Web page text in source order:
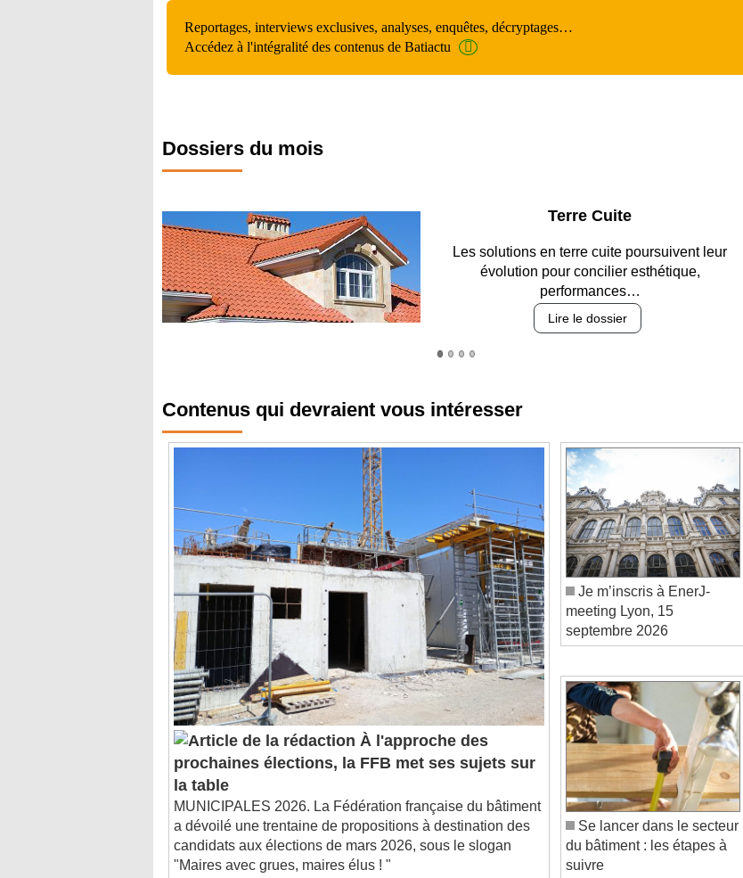
Reportages, interviews exclusives, analyses, enquêtes, décryptages…
Accédez à l'intégralité des contenus de Batiactu
Dossiers du mois
Parking et garages
Entre circulation, sécurisation des accès, durabilité
des revêtements et intégration…
Lire le dossier
À l'approche des
prochaines élections, la FFB met ses sujets sur
la table
MUNICIPALES 2026. La Fédération française du bâtiment
a dévoilé une trentaine de propositions à destination des
candidats aux élections de mars 2026, sous le slogan
"Maires avec grues, maires élus ! "
Je m’inscris à EnerJ-
meeting Lyon, 15
septembre 2026
Se lancer dans le secteur
du bâtiment : les étapes à
suivre